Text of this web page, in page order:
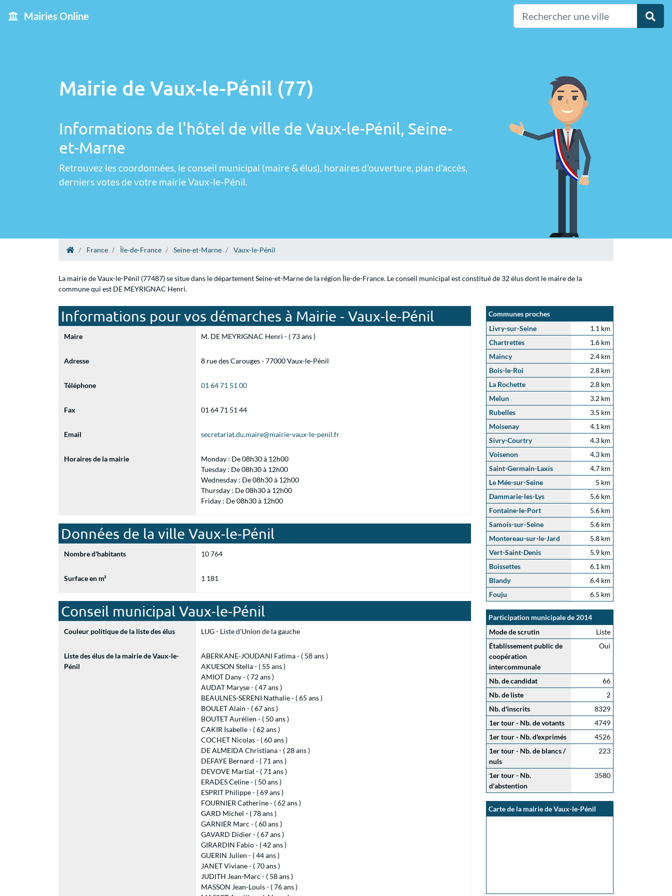
Mairies Online
Mairie de Vaux-le-Pénil (77)
Informations de l'hôtel de ville de Vaux-le-Pénil, Seine-
et-Marne
Retrouvez les coordonnées, le conseil municipal (maire & élus), horaires d'ouverture, plan d'accès,
derniers votes de votre mairie Vaux-le-Pénil.
France Île-de-France Seine-et-Marne Vaux-le-Pénil
La mairie de Vaux-le-Pénil (77487) se situe dans le département Seine-et-Marne de la région Île-de-France. Le conseil municipal est constitué de 32 élus dont le maire de la
commune qui est DE MEYRIGNAC Henri.
Informations pour vos démarches à Mairie - Vaux-le-Pénil
Maire M. DE MEYRIGNAC Henri - ( 73 ans )
Adresse 8 rue des Carouges - 77000 Vaux-le-Pénil
Téléphone 01 64 71 51 00
Fax 01 64 71 51 44
Email secretariat.du.maire@mairie-vaux-le-penil.fr
Horaires de la mairie
Monday : De 08h30 à 12h00
Tuesday : De 08h30 à 12h00
Wednesday : De 08h30 à 12h00
Thursday : De 08h30 à 12h00
Friday : De 08h30 à 12h00
Données de la ville Vaux-le-Pénil
Nombre d'habitants 10 764
Surface en m² 1 181
Conseil municipal Vaux-le-Pénil
Couleur politique de la liste des élus LUG - Liste d'Union de la gauche
Liste des élus de la mairie de Vaux-le-
Pénil
ABERKANE-JOUDANI Fatima - ( 58 ans )
AKUESON Stella - ( 55 ans )
AMIOT Dany - ( 72 ans )
AUDAT Maryse - ( 47 ans )
BEAULNES-SERENI Nathalie - ( 65 ans )
BOULET Alain - ( 67 ans )
BOUTET Aurélien - ( 50 ans )
CAKIR Isabelle - ( 62 ans )
COCHET Nicolas - ( 60 ans )
DE ALMEIDA Christiana - ( 28 ans )
DEFAYE Bernard - ( 71 ans )
DEVOVE Martial - ( 71 ans )
ERADES Celine - ( 50 ans )
ESPRIT Philippe - ( 69 ans )
FOURNIER Catherine - ( 62 ans )
GARD Michel - ( 78 ans )
GARNIER Marc - ( 60 ans )
GAVARD Didier - ( 67 ans )
GIRARDIN Fabio - ( 42 ans )
GUERIN Julien - ( 44 ans )
JANET Viviane - ( 70 ans )
JUDITH Jean-Marc - ( 58 ans )
MASSON Jean-Louis - ( 76 ans )
Communes proches
Livry-sur-Seine
1.1 km
Chartrettes
1.6 km
Maincy
2.4 km
Bois-le-Roi
2.8 km
La Rochette
2.8 km
Melun
3.2 km
Rubelles
3.5 km
Moisenay
4.1 km
Sivry-Courtry
4.3 km
Voisenon
4.3 km
Saint-Germain-Laxis
4.7 km
Le Mée-sur-Seine
5 km
Dammarie-les-Lys
5.6 km
Fontaine-le-Port
5.6 km
Samois-sur-Seine
5.6 km
Montereau-sur-le-Jard
5.8 km
Vert-Saint-Denis
5.9 km
Boissettes
6.1 km
Blandy
6.4 km
Fouju
6.5 km
Participation municipale de 2014
Mode de scrutin
Liste
Établissement public de
coopération
intercommunale
Oui
Nb. de candidat
66
Nb. de liste
2
Nb. d'inscrits
8329
1er tour - Nb. de votants
4749
1er tour - Nb. d'exprimés
4526
1er tour - Nb. de blancs /
nuls
223
1er tour - Nb.
d'abstention
3580
Carte de la mairie de Vaux-le-Pénil